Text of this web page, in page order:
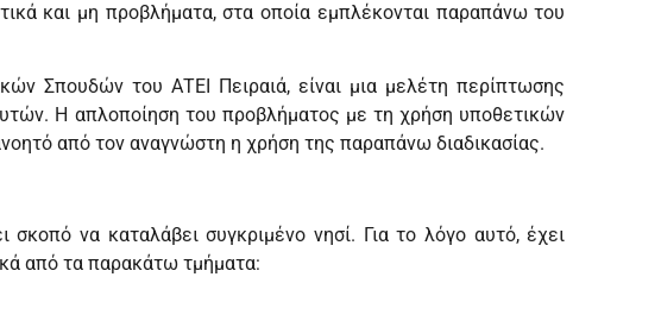
και μη προβλήματα, στα οποία εμπλέκονται παραπάνω του
Σπουδών του ΑΤΕΙ Πειραιά, είναι μια μελέτη περίπτωσης
Η απλοποίηση του προβλήματος με τη χρήση υποθετικών
από τον αναγνώστη η χρήση της παραπάνω διαδικασίας.
να καταλάβει συγκριμένο νησί. Για το λόγο αυτό, έχει
από τα παρακάτω τμήματα: